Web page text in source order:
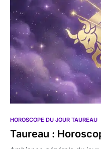
HOROSCOPE DU JOUR TAUREAU
Taureau :